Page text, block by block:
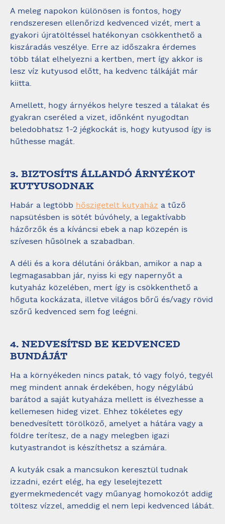
A meleg napokon különösen is fontos, hogy
rendszeresen ellenőrizd kedvenced vizét, mert a
gyakori újratöltéssel hatékonyan csökkenthető a
kiszáradás veszélye. Erre az időszakra érdemes
több tálat elhelyezni a kertben, mert így akkor is
lesz víz kutyusod előtt, ha kedvenc tálkáját már
kiitta.
Amellett, hogy árnyékos helyre teszed a tálakat és
gyakran cseréled a vizet, időnként nyugodtan
beledobhatsz 1-2 jégkockát is, hogy kutyusod így is
hűthesse magát.
3. BIZTOSÍTS ÁLLANDÓ ÁRNYÉKOT
KUTYUSODNAK
Habár a legtöbb hőszigetelt kutyaház a tűző
napsütésben is sötét búvóhely, a legaktívabb
házőrzők és a kíváncsi ebek a nap közepén is
szívesen hűsölnek a szabadban.
A déli és a kora délutáni órákban, amikor a nap a
legmagasabban jár, nyiss ki egy napernyőt a
kutyaház közelében, mert így is csökkenthető a
hőguta kockázata, illetve világos bőrű és/vagy rövid
szőrű kedvenced sem fog leégni.
4. NEDVESÍTSD BE KEDVENCED
BUNDÁJÁT
Ha a környékeden nincs patak, tó vagy folyó, tegyél
meg mindent annak érdekében, hogy négylábú
barátod a saját kutyaháza mellett is élvezhesse a
kellemesen hideg vizet. Ehhez tökéletes egy
benedvesített törölköző, amelyet a hátára vagy a
földre terítesz, de a nagy melegben igazi
kutyastrandot is készíthetsz a számára.
A kutyák csak a mancsukon keresztül tudnak
izzadni, ezért elég, ha egy leselejtezett
gyermekmedencét vagy műanyag homokozót addig
töltesz vízzel, ameddig el nem lepi kedvenced lábát.